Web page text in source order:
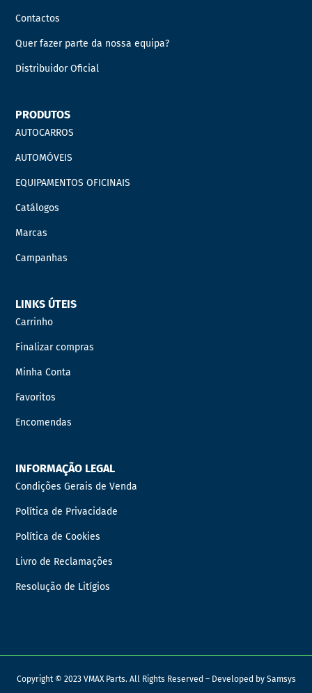
Contactos
Quer fazer parte da nossa equipa?
Distribuidor Oficial
PRODUTOS
AUTOCARROS
AUTOMÓVEIS
EQUIPAMENTOS OFICINAIS
Catálogos
Marcas
Campanhas
LINKS ÚTEIS
Carrinho
Finalizar compras
Minha Conta
Favoritos
Encomendas
INFORMAÇÃO LEGAL
Condições Gerais de Venda
Política de Privacidade
Política de Cookies
Livro de Reclamações
Resolução de Litígios
Copyright © 2023 VMAX Parts. All Rights Reserved – Developed by Samsys